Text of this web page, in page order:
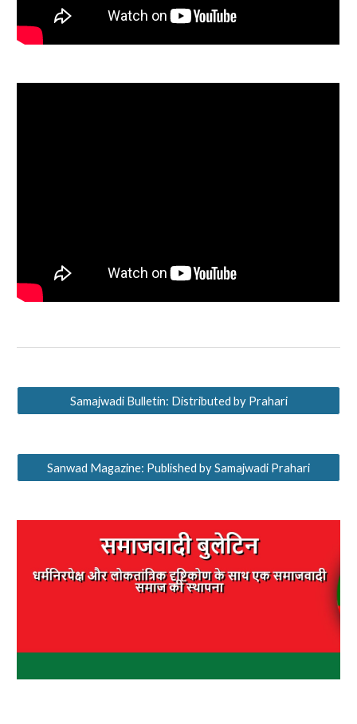
Samajwadi Bulletin: Distributed by Prahari
Sanwad Magazine: Published by Samajwadi Prahari